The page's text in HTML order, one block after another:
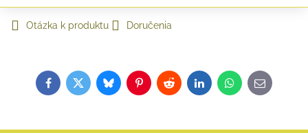
Otázka k produktu Doručenia
FacebookTwitterBlueskyPinterestRedditLinkedInWhatsApp
E-
mail